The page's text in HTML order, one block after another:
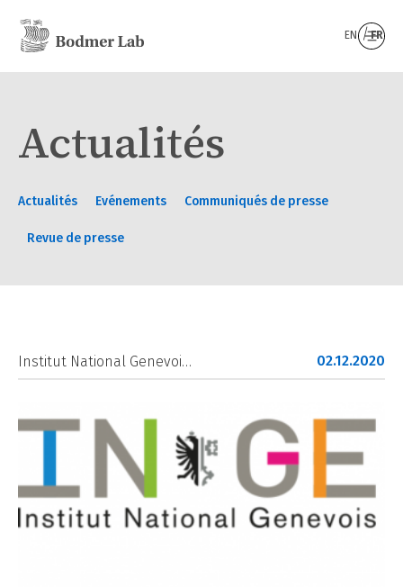
EN FR
Actualités
Actualités Evénements Communiqués de presse
Revue de presse
Institut National Genevoi… 02.12.2020